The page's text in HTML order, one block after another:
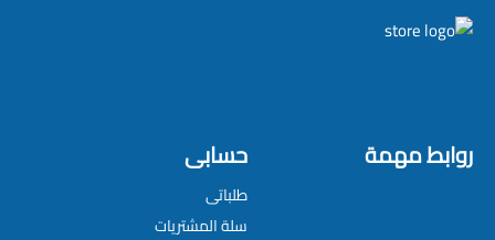
روابط مهمة حسابى
طلباتى
سلة المشتريات